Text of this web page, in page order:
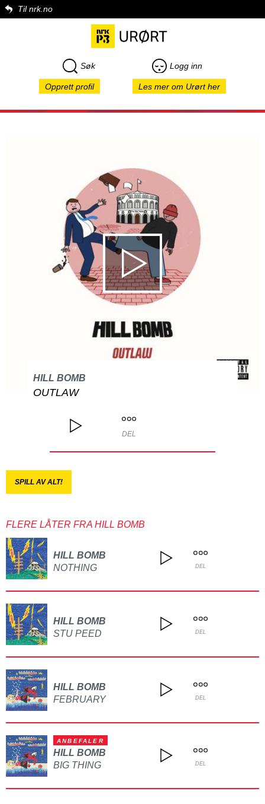
Til nrk.no
Søk Logg inn
Opprett profil Les mer om Urørt her
HILL BOMB
OUTLAW
DEL
SPILL AV ALT!
FLERE LÅTER FRA HILL BOMB
HILL BOMB
NOTHING
DEL
HILL BOMB
STU PEED
DEL
HILL BOMB
FEBRUARY
DEL
ANBEFALER
HILL BOMB
BIG THING
DEL